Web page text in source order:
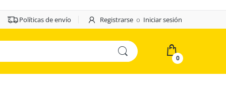
Políticas de envío Registrarse o Iniciar sesión
0